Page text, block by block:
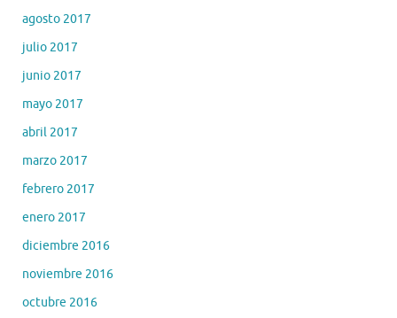
agosto 2017
julio 2017
junio 2017
mayo 2017
abril 2017
marzo 2017
febrero 2017
enero 2017
diciembre 2016
noviembre 2016
octubre 2016